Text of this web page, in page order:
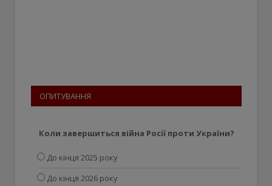
ОПИТУВАННЯ
Коли завершиться війна Росії проти України?
До кінця 2025 року
До кінця 2026 року